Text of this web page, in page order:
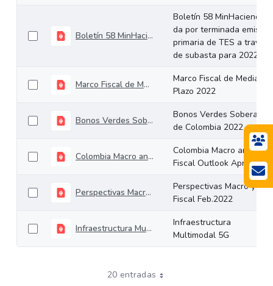
Boletín 58 MinHacienda da por terminada emisión primaria de TES a través de subasta para 2022
Boletín 58 MinHacienda
da por terminada emisión
primaria de TES a través
de subasta para 2022
Marco Fiscal de Mediano Plazo 2022
Marco Fiscal de Mediano
Plazo 2022
Bonos Verdes Soberanos de Colombia 2022
Bonos Verdes Soberanos
de Colombia 2022
Colombia Macro and Fiscal Outlook April 2022
Colombia Macro and
Fiscal Outlook April 2022
Perspectivas Macro y Fiscal Feb.2022
Perspectivas Macro y
Fiscal Feb.2022
Infraestructura Multimodal 5G
Infraestructura
Multimodal 5G
20 entradas